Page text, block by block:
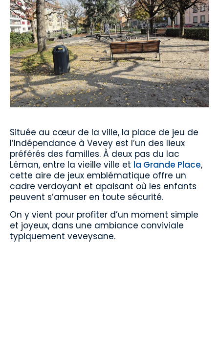
Située au cœur de la ville, la place de jeu de
l’Indépendance à Vevey est l’un des lieux
préférés des familles. À deux pas du lac
Léman, entre la vieille ville et la Grande Place,
cette aire de jeux emblématique offre un
cadre verdoyant et apaisant où les enfants
peuvent s’amuser en toute sécurité.
On y vient pour profiter d’un moment simple
et joyeux, dans une ambiance conviviale
typiquement veveysane.